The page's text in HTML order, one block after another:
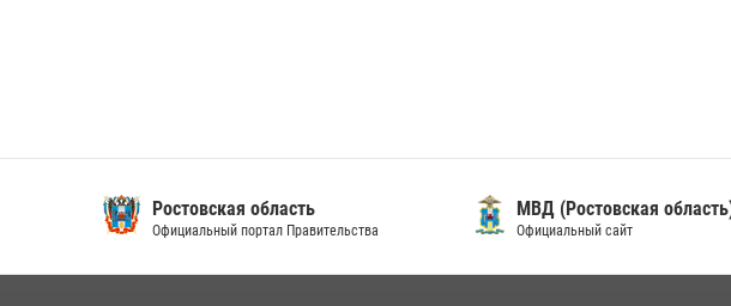
Ростовская область
Официальный портал Правительства
МВД (Ростовская
Официальный сайт